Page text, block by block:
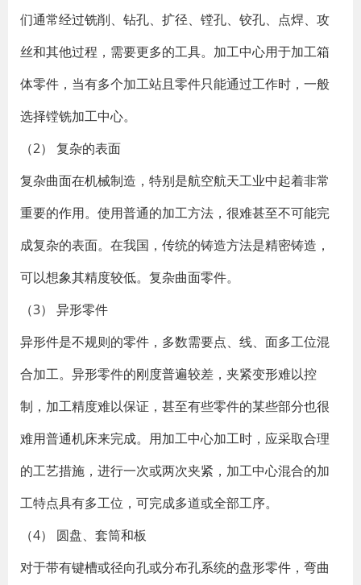
们通常经过铣削、钻孔、扩径、镗孔、铰孔、点焊、攻
丝和其他过程，需要更多的工具。加工中心用于加工箱
体零件，当有多个加工站且零件只能通过工作时，一般
选择镗铣加工中心。
（2） 复杂的表面
复杂曲面在机械制造，特别是航空航天工业中起着非常
重要的作用。使用普通的加工方法，很难甚至不可能完
成复杂的表面。在我国，传统的铸造方法是精密铸造，
可以想象其精度较低。复杂曲面零件。
（3） 异形零件
异形件是不规则的零件，多数需要点、线、面多工位混
合加工。异形零件的刚度普遍较差，夹紧变形难以控
制，加工精度难以保证，甚至有些零件的某些部分也很
难用普通机床来完成。用加工中心加工时，应采取合理
的工艺措施，进行一次或两次夹紧，加工中心混合的加
工特点具有多工位，可完成多道或全部工序。
（4） 圆盘、套筒和板
对于带有键槽或径向孔或分布孔系统的盘形零件，弯曲